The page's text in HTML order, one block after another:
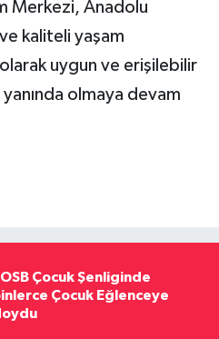
Merkezi, Anadolu
ve kaliteli yaşam
uygun ve erişilebilir
olmaya devam
Çocuk Şenliginde
Çocuk Eğlenceye